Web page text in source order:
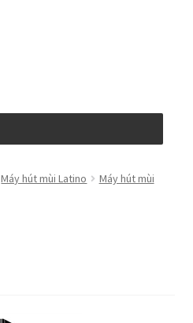
Máy hút mùi Latino
Máy hút mùi